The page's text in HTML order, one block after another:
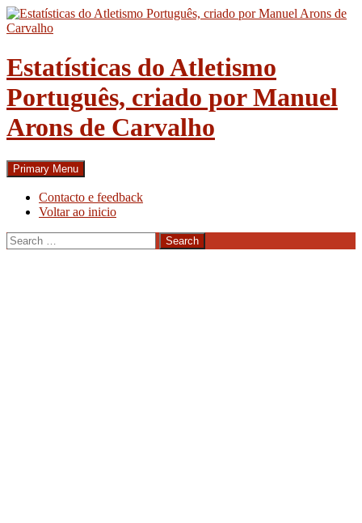
Skip
to
Estatísticas do Atletismo
Português, criado por Manuel
Arons de Carvalho
Search
Primary Menu
Contacto e feedback
Voltar ao inicio
Search
for: